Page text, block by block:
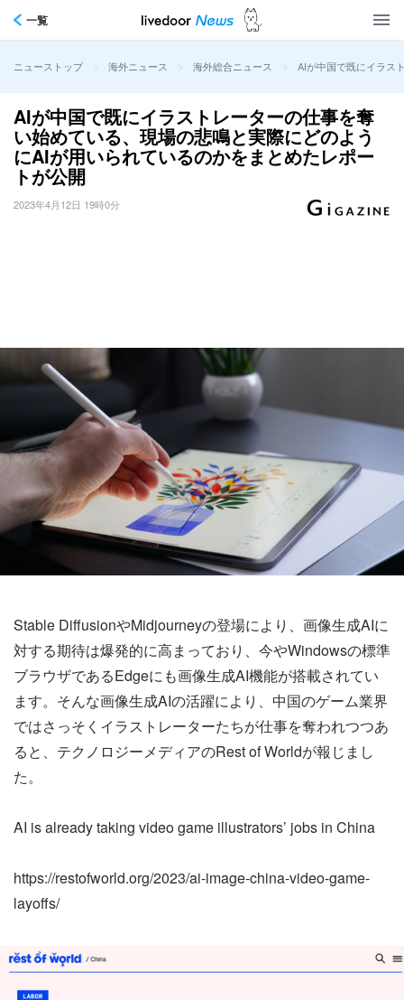
一覧
ニューストップ > 海外ニュース > 海外総合ニュース > AIが中国で既にイラス
AIが中国で既にイラストレーターの仕事を奪
い始めている、現場の悲鳴と実際にどのよう
にAIが用いられているのかをまとめたレポー
トが公開
2023年4月12日 19時0分
Stable DiffusionやMidjourneyの登場により、画像生成AIに
対する期待は爆発的に高まっており、今やWindowsの標準
ブラウザであるEdgeにも画像生成AI機能が搭載されてい
ます。そんな画像生成AIの活躍により、中国のゲーム業界
ではさっそくイラストレーターたちが仕事を奪われつつあ
ると、テクノロジーメディアのRest of Worldが報じまし
た。
AI is already taking video game illustrators’ jobs in China
https://restofworld.org/2023/ai-image-china-video-game-
layoffs/